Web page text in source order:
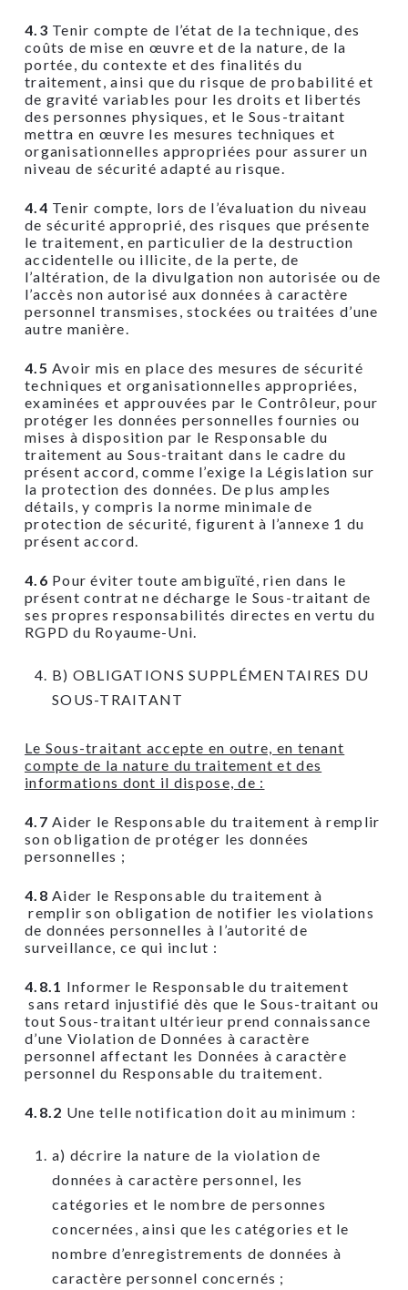
4.3 Tenir compte de l’état de la technique, des
coûts de mise en œuvre et de la nature, de la
portée, du contexte et des finalités du
traitement, ainsi que du risque de probabilité et
de gravité variables pour les droits et libertés
des personnes physiques, et le Sous-traitant
mettra en œuvre les mesures techniques et
organisationnelles appropriées pour assurer un
niveau de sécurité adapté au risque.
4.4 Tenir compte, lors de l’évaluation du niveau
de sécurité approprié, des risques que présente
le traitement, en particulier de la destruction
accidentelle ou illicite, de la perte, de
l’altération, de la divulgation non autorisée ou de
l’accès non autorisé aux données à caractère
personnel transmises, stockées ou traitées d’une
autre manière.
4.5 Avoir mis en place des mesures de sécurité
techniques et organisationnelles appropriées,
examinées et approuvées par le Contrôleur, pour
protéger les données personnelles fournies ou
mises à disposition par le Responsable du
traitement au Sous-traitant dans le cadre du
présent accord, comme l’exige la Législation sur
la protection des données. De plus amples
détails, y compris la norme minimale de
protection de sécurité, figurent à l’annexe 1 du
présent accord.
4.6 Pour éviter toute ambiguïté, rien dans le
présent contrat ne décharge le Sous-traitant de
ses propres responsabilités directes en vertu du
RGPD du Royaume-Uni.
B) OBLIGATIONS SUPPLÉMENTAIRES DU
SOUS-TRAITANT
Le Sous-traitant accepte en outre, en tenant
compte de la nature du traitement et des
informations dont il dispose, de :
4.7 Aider le Responsable du traitement à remplir
son obligation de protéger les données
personnelles ;
4.8 Aider le Responsable du traitement à
remplir son obligation de notifier les violations
de données personnelles à l’autorité de
surveillance, ce qui inclut :
4.8.1 Informer le Responsable du traitement
sans retard injustifié dès que le Sous-traitant ou
tout Sous-traitant ultérieur prend connaissance
d’une Violation de Données à caractère
personnel affectant les Données à caractère
personnel du Responsable du traitement.
4.8.2 Une telle notification doit au minimum :
a) décrire la nature de la violation de
données à caractère personnel, les
catégories et le nombre de personnes
concernées, ainsi que les catégories et le
nombre d’enregistrements de données à
caractère personnel concernés ;